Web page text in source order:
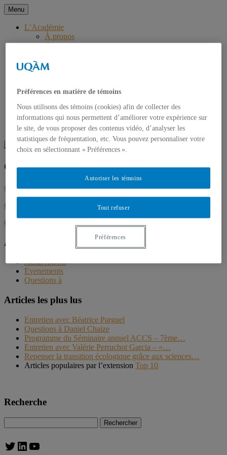
Aller
au
contenu
Académie des Controverses et
de la Communication Sensible
Menu
L’Académie
À propos
Gouvernance
Actus ACCS
Partenaires
Nous joindre
English
Gouvernance
Conseil Scientifique
Conseil d’Administration
Comité d’Orientation
Accès rapide
Actus ACCS
Evenements
Questions à
Articles les plus lus
Entretien avec Béatrice Parguel
Questions à Daniel Chaize
Programme du Séminaire annuel ACCS – 7ème…
Entretien avec Valérie Perruchot Garcia – «…
Repenser la transition écologique grâce aux sciences…
Articles populaires par l’extension Top 10
Recherche
Twitter
LinkedIn
YouTube
Préférences en matière de témoins
Nous utilisons des témoins (cookies) afin de collecter des
informations qui nous permettent d’améliorer votre expérience sur
le site, de vous proposer des contenus vidéo, d’analyser les
statistiques de fréquentation, etc. Vous pouvez personnaliser votre
choix en sélectionnant « Préférences ».
Tout refuser
Autoriser les témoins
Préférences